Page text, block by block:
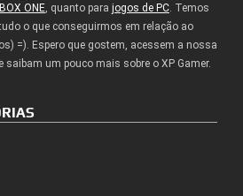
ONE, quanto para jogos de PC. Temos
o que conseguirmos em relação ao
=). Espero que gostem, acessem a nossa
saibam um pouco mais sobre o XP Gamer.